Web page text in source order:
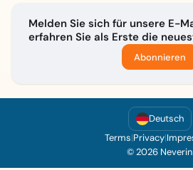
Melden Sie sich für unsere E-
erfahren Sie als Erste die
Abonnieren
Deutsch
Terms|Privacy|
© 2026 Neverin